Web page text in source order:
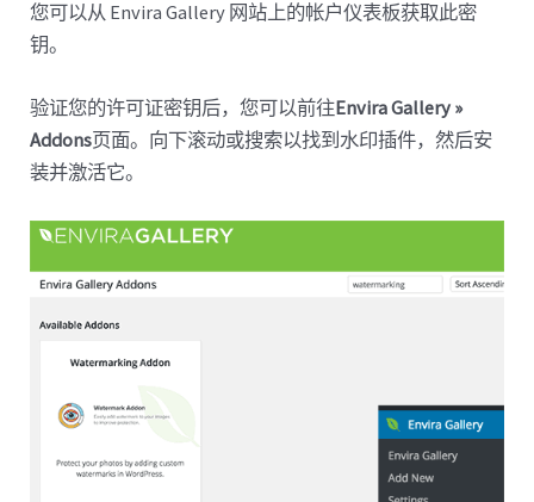
您可以从 Envira Gallery 网站上的帐户仪表板获取此密
钥。
验证您的许可证密钥后，您可以前往Envira Gallery »
Addons页面。向下滚动或搜索以找到水印插件，然后安
装并激活它。